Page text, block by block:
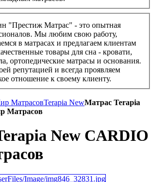
"Престиж Матрас" - это опытная
Мы любим свою работу,
в матрасах и предлагаем клиентам
товары для сна - кровати,
ортопедические матрасы и основания.
репутацией и всегда проявляем
отношение к своему клиенту.
MатрасовTerapia NewМатрас Terapia
Матрасов
New CARDIO